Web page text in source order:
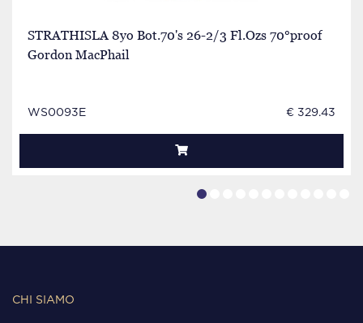
STRATHISLA 8yo Bot.70's 26-2/3 Fl.Ozs 70°proof
Gordon MacPhail
WS0093E € 329.43
CHI SIAMO